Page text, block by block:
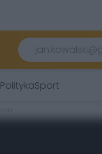
PolitykaSport